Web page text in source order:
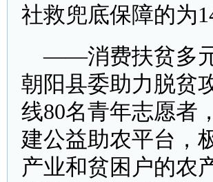
社救兜底保障的为
——消费扶贫多元
朝阳县委助力脱贫
线80名青年志愿者
建公益助农平台，
产业和贫困户的农